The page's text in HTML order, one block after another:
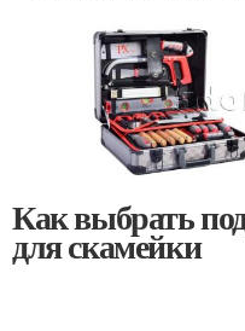
Как выбрать
для скамейки